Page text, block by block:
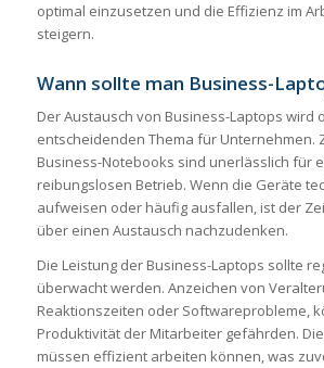
optimal einzusetzen und die Effizienz im
steigern.
Wann sollte man Business-
Der Austausch von Business-Laptops wird
entscheidenden Thema für Unternehmen.
Business-Notebooks sind unerlässlich für
reibungslosen Betrieb. Wenn die Geräte
aufweisen oder häufig ausfallen, ist der
über einen Austausch nachzudenken.
Die Leistung der Business-Laptops sollte
überwacht werden. Anzeichen von
Reaktionszeiten oder Softwareprobleme,
Produktivität der Mitarbeiter gefährden.
müssen effizient arbeiten können, was